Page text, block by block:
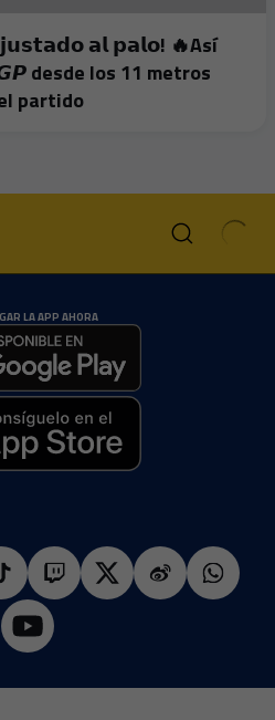
𝗮𝗹 𝗽𝗮𝗹𝗼! 🔥Así
desde los 11 metros
partido
LA APP AHORA